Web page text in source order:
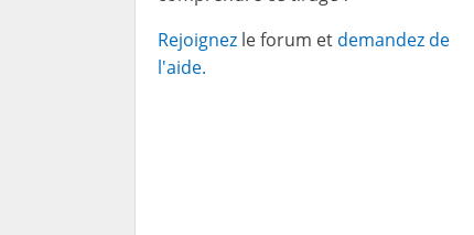
Rejoignez le forum et demandez de
l'aide.